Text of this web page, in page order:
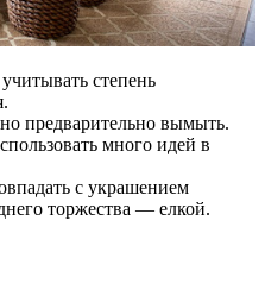
степень
предварительно вымыть.
много идей в
с украшением
торжества — елкой.